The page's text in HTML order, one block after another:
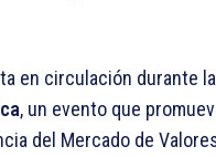
en circulación durante la
, un evento que
del Mercado de